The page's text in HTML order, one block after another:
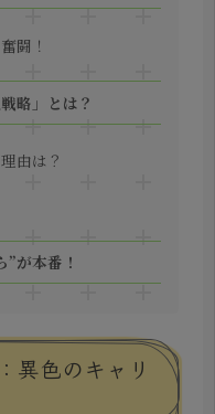
闘！
略」とは？
由は？
が本番！
異色のキャリ